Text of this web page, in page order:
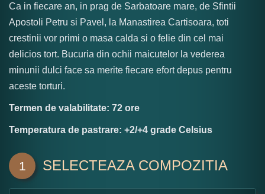
Ca in fiecare an, in prag de Sarbatoare mare, de Sfintii
Apostoli Petru si Pavel, la Manastirea Cartisoara, toti
crestinii vor primi o masa calda si o felie din cel mai
delicios tort. Bucuria din ochii maicutelor la vederea
minunii dulci face sa merite fiecare efort depus pentru
aceste torturi.
Termen de valabilitate: 72 ore
Temperatura de pastrare: +2/+4 grade Celsius
1 SELECTEAZA COMPOZITIA